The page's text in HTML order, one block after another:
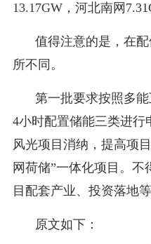
13.17GW，河北南网
值得注意的是，在
所不同。
第一批要求按照多能
4小时配置储能三类进
风光项目消纳，提高项
网荷储”一体化项目。
目配套产业、投资落地
原文如下：